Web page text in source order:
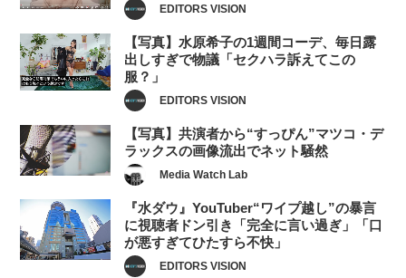
EDITORS VISION
【写真】水原希子の1週間コーデ、毎日露
出しすぎで物議「セクハラ訴えてこの
服？」
EDITORS VISION
【写真】共演者から“すっぴん”マツコ・デ
ラックスの画像流出でネット騒然
Media Watch Lab
『水ダウ』YouTuber“ワイプ越し”の暴言
に視聴者ドン引き「完全に言い過ぎ」「口
が悪すぎてひたすら不快」
EDITORS VISION